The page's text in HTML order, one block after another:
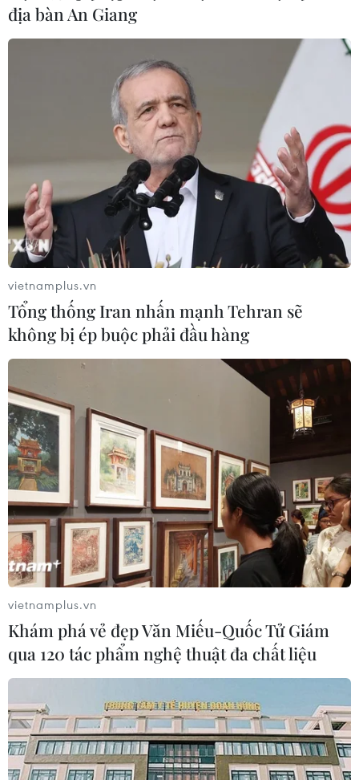
những bước đi chắn chắn,
lâu dài
Để phát triển kinh tế xanh, doanh nghiệp cần tăng
cường tiếp cận các cơ quan quản lý, tích cực hơn
trong việc thể hiện tiếng nói của mình, đóng góp
vào việc xây dựng các chính sách phát triển kinh
(TTXVN/Vietnam+)
#Kinh tế xanh
#Thị trường lao động
#Chuyển đổi năng lượng
Theo dõi VietnamPlus
TIN LIÊN QUAN
địa bàn An Giang
vietnamplus.vn
Tổng thống Iran nhấn mạnh Tehran sẽ
không bị ép buộc phải đầu hàng
vietnamplus.vn
Khám phá vẻ đẹp Văn Miếu-Quốc Tử Giám
qua 120 tác phẩm nghệ thuật đa chất liệu